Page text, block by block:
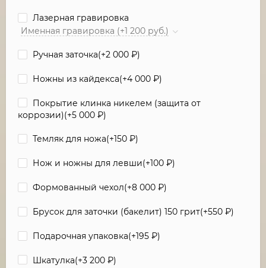
Лазерная гравировка
Именная гравировка (+1 200 руб.)
Ручная заточка(+2 000 ₽)
Ножны из кайдекса(+4 000 ₽)
Покрытие клинка никелем (защита от
коррозии)(+5 000 ₽)
Темляк для ножа(+150 ₽)
Нож и ножны для левши(+100 ₽)
Формованный чехол(+8 000 ₽)
Брусок для заточки (бакелит) 150 грит(+550 ₽)
Подарочная упаковка(+195 ₽)
Шкатулка(+3 200 ₽)